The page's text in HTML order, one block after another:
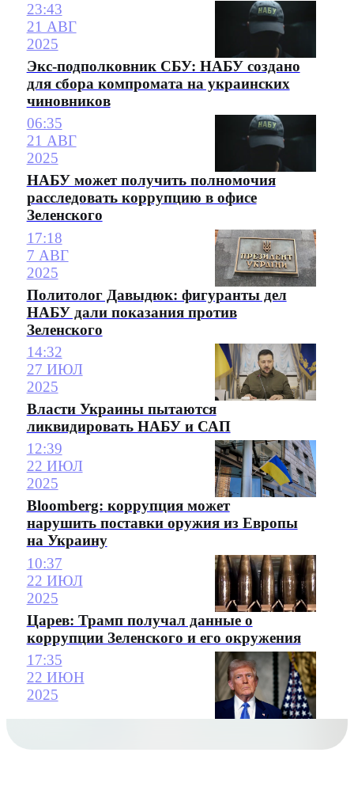
23:43
21 АВГ
2025
Экс-подполковник СБУ: НАБУ создано
для сбора компромата на украинских
чиновников
06:35
21 АВГ
2025
НАБУ может получить полномочия
расследовать коррупцию в офисе
Зеленского
17:18
7 АВГ
2025
Политолог Давыдюк: фигуранты дел
НАБУ дали показания против
Зеленского
14:32
27 ИЮЛ
2025
Власти Украины пытаются
ликвидировать НАБУ и САП
12:39
22 ИЮЛ
2025
Bloomberg: коррупция может
нарушить поставки оружия из Европы
на Украину
10:37
22 ИЮЛ
2025
Царев: Трамп получал данные о
коррупции Зеленского и его окружения
17:35
22 ИЮН
2025